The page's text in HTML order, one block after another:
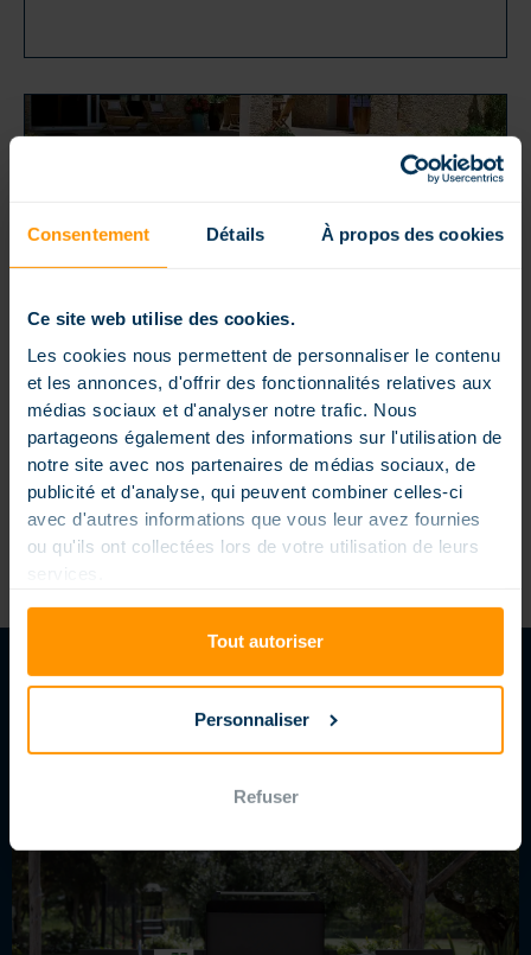
Consentement Détails À propos des cookies
Ce site web utilise des cookies.
Les cookies nous permettent de personnaliser le contenu
et les annonces, d'offrir des fonctionnalités relatives aux
médias sociaux et d'analyser notre trafic. Nous
partageons également des informations sur l'utilisation de
notre site avec nos partenaires de médias sociaux, de
publicité et d'analyse, qui peuvent combiner celles-ci
avec d'autres informations que vous leur avez fournies
ou qu'ils ont collectées lors de votre utilisation de leurs
services.
Tout autoriser
Personnaliser
Refuser
Publié le 18 octobre 2022
À QUOI SERT UNE COUVERTURE
D’HIVERNAGE ?
Une couverture d’hivernage est une bâche solide
qui se déploie sur la piscine lors de la saison froide. Il
convient [...]
SUIVEZ-NOUS